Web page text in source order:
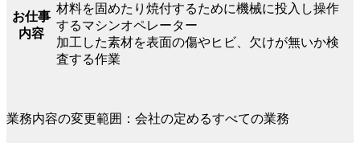
お仕事
内容
材料を固めたり焼付するために機械に投入し操作
するマシンオペレーター
加工した素材を表面の傷やヒビ、欠けが無いか検
査する作業
業務内容の変更範囲：会社の定めるすべての業務